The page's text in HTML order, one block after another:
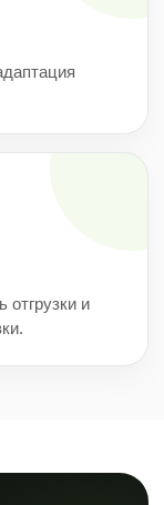
отгрузки и